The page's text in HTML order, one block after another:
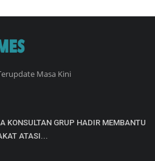
Masa Kini
KONSULTAN GRUP HADIR MEMBANTU
ATASI...